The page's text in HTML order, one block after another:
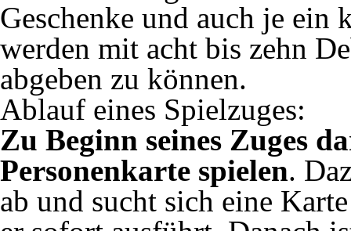
Geschenke und auch je ein
werden mit acht bis zehn
abgeben zu können.
Ablauf eines Spielzuges:
Zu Beginn seines Zuges
Personenkarte spielen.
ab und sucht sich eine